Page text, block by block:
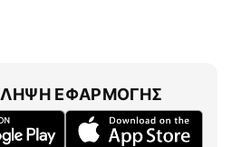
ΛΉΨΗ ΕΦΑΡΜΟΓΉΣ